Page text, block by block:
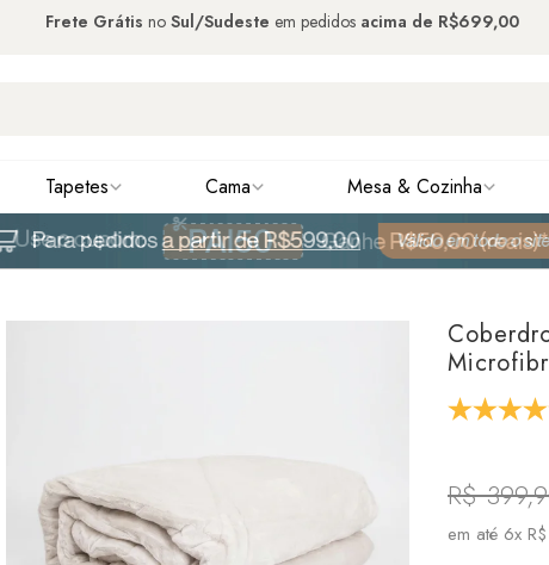
Frete Grátis no Sul/Sudeste em pedidos acima de R$699,00
Tapetes Cama Mesa & Cozinha
R$
em até 6x